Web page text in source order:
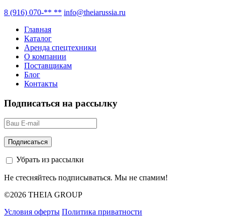
8 (916) 070-** ** info@theiarussia.ru
Главная
Каталог
Аренда спецтехники
О компании
Поставщикам
Блог
Контакты
Подписаться на рассылку
Убрать из рассылки
Не стесняйтесь подписываться. Мы не спамим!
©2026 THEIA GROUP
Условия оферты Политика приватности